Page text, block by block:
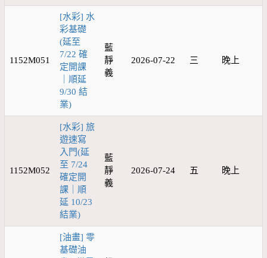
1152M051
[水彩] 水
彩基礎
(延至
7/22 確
定開課
｜順延
9/30 結
業)
藍
靜
義
2026-07-22 三 晚上
1152M052
[水彩] 旅
遊速寫
入門(延
至 7/24
確定開
課｜順
延 10/23
結業)
藍
靜
義
2026-07-24 五 晚上
[油畫] 零
基礎油